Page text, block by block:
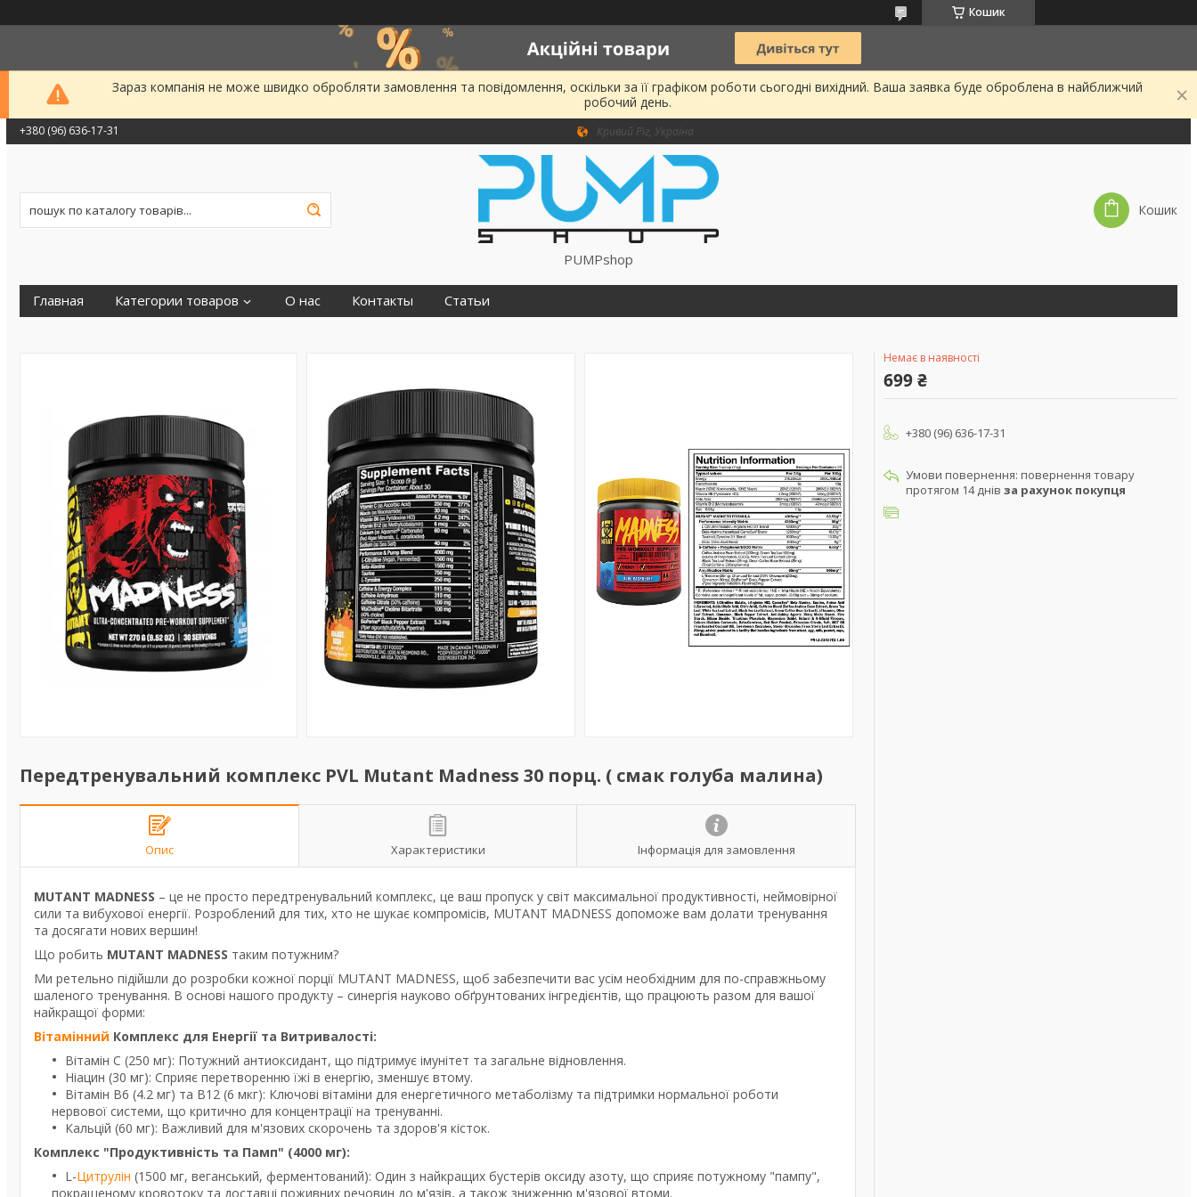
Кошик
Зараз компанія не може швидко обробляти замовлення та повідомлення, оскільки за її графіком роботи сьогодні вихідний. Ваша заявка буде оброблена в найближчий
робочий день.
+380 (96) 636-17-31 Кривий Ріг, Україна
PUMPshop
Кошик
Главная Категории товаров О нас Контакты Статьи
Передтренувальний комплекс PVL Mutant Madness 30 порц. ( смак голуба малина)
Опис Характеристики Інформація для замовлення
MUTANT MADNESS – це не просто передтренувальний комплекс, це ваш пропуск у світ максимальної продуктивності, неймовірної
сили та вибухової енергії. Розроблений для тих, хто не шукає компромісів, MUTANT MADNESS допоможе вам долати тренування
та досягати нових вершин!
Що робить MUTANT MADNESS таким потужним?
Ми ретельно підійшли до розробки кожної порції MUTANT MADNESS, щоб забезпечити вас усім необхідним для по-справжньому
шаленого тренування. В основі нашого продукту – синергія науково обґрунтованих інгредієнтів, що працюють разом для вашої
найкращої форми:
Вітамінний Комплекс для Енергії та Витривалості:
Вітамін C (250 мг): Потужний антиоксидант, що підтримує імунітет та загальне відновлення.
Ніацин (30 мг): Сприяє перетворенню їжі в енергію, зменшує втому.
Вітамін B6 (4.2 мг) та B12 (6 мкг): Ключові вітаміни для енергетичного метаболізму та підтримки нормальної роботи
нервової системи, що критично для концентрації на тренуванні.
Кальцій (60 мг): Важливий для м'язових скорочень та здоров'я кісток.
Комплекс "Продуктивність та Памп" (4000 мг):
L-Цитрулін (1500 мг, веганський, ферментований): Один з найкращих бустерів оксиду азоту, що сприяє потужному "пампу",
покращеному кровотоку та доставці поживних речовин до м'язів, а також зниженню м'язової втоми.
Немає в наявності
699 ₴
+380 (96) 636-17-31
повернення товару
протягом 14 днів за рахунок покупця